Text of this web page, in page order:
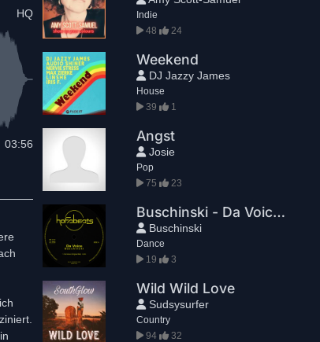
HQ
03:56
Indie
48
24
Weekend
DJ Jazzy James
House
39
1
Angst
Josie
Pop
75
23
Buschinski - Da Voice (Original Mix)
Buschinski
Dance
19
3
Wild Wild Love
Sudsysurfer
Country
94
32